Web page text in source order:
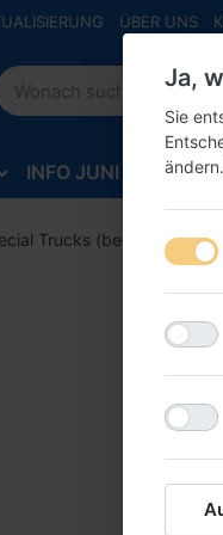
ÜBER UNS
INFO JUNI INFO
Trucks (bedruckt)
Ja,
Sie